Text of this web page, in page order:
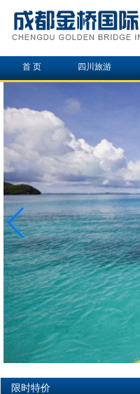
首 页 四川旅游
限时特价